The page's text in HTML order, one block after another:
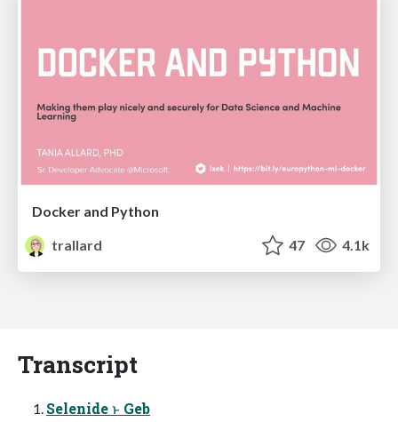
Docker and Python
trallard
47 4.1k
Transcript
Selenide ͱ Geb